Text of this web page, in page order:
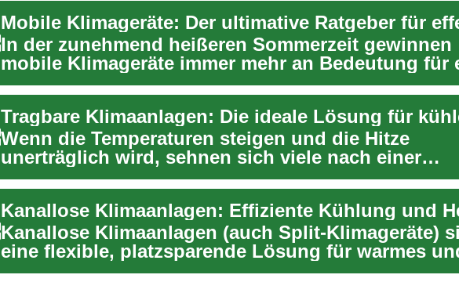
In der zunehmend heißeren Sommerzeit gewinnen
mobile Klimageräte immer mehr an Bedeutung für
angenehmes Raumklima...
Wenn die Temperaturen steigen und die Hitze
unerträglich wird, sehnen sich viele nach einer
Möglichkeit, ihre Wohnräu...
Kanallose Klimaanlagen (auch Split-Klimageräte)
eine flexible, platzsparende Lösung für warmes
kühles Raumkl...